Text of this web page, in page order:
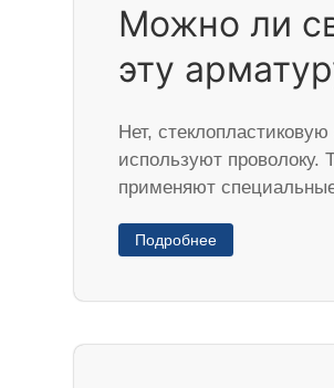
Можно ли
эту
Нет,
используют проволоку.
применяют
Подробнее